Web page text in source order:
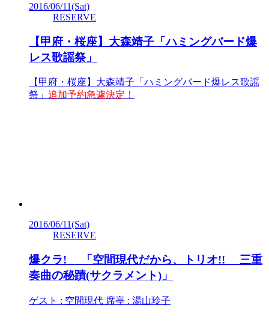
2016/06/11(Sat)
RESERVE
【甲府・桜座】大森靖子「ハミングバード爆
レス歌謡祭」
【甲府・桜座】大森靖子「ハミングバード爆レス歌謡
祭」 追加予約急遽決定！
2016/06/11(Sat)
RESERVE
爆クラ! 「空間現代だから、トリオ!! 三重
奏曲の秘蹟(サクラメント)」
ゲスト : 空間現代 席亭 : 湯山玲子